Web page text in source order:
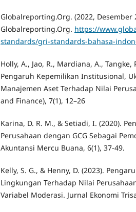
Globalreporting.Org. (2022, Desember
Globalreporting.Org. https://
standards/gri-standards-bahasa-
Holly, A., Jao, R., Mardiana, A., Tangke,
Pengaruh Kepemilikan Institusional,
Manajemen Aset Terhadap Nilai
and Finance), 7(1), 12–26
Karina, D. R. M., & Setiadi, I. (2020).
Perusahaan dengan GCG Sebagai
Akuntansi Mercu Buana, 6(1), 37-49.
Kelly, S. G., & Henny, D. (2023).
Lingkungan Terhadap Nilai
Variabel Moderasi. Jurnal Ekonomi